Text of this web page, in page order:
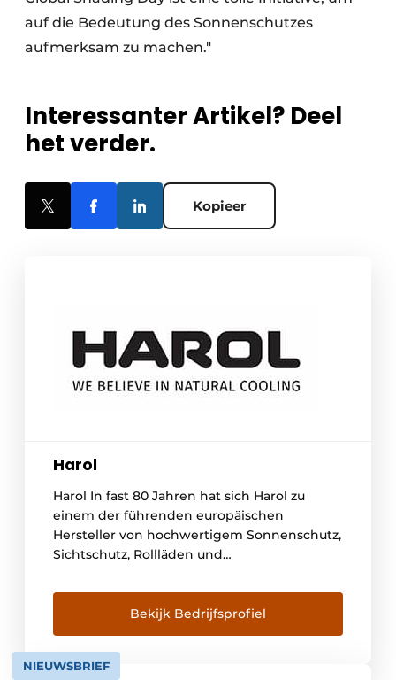
auf die Bedeutung des Sonnenschutzes
aufmerksam zu machen."
Interessanter Artikel? Deel
het verder.
Kopieer
Harol
Harol In fast 80 Jahren hat sich Harol zu
einem der führenden europäischen
Hersteller von hochwertigem Sonnenschutz,
Sichtschutz, Rollläden und
seinem Werk in Diest, Belgien, entwickelt
und produziert das Familienunternehmen
hochwertige und nachhaltige Lösungen, die
Komfort, Design und Energieeffizienz
miteinander verbinden. Jedes Produkt wird
Bekijk Bedrijfsprofiel
NIEUWSBRIEF